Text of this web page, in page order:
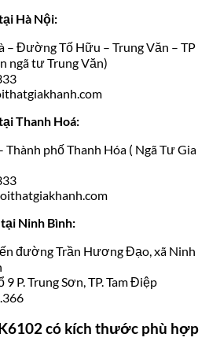
Hà Nội:
– Đường Tố Hữu – Trung Văn – TP
ngã tư Trung Văn)
Thanh Hoá:
Thành phố Thanh Hóa ( Ngã Tư Gia
Ninh Bình:
đường Trần Hương Đạo, xã Ninh
9 P. Trung Sơn, TP. Tam Điệp
có kích thước phù hợp